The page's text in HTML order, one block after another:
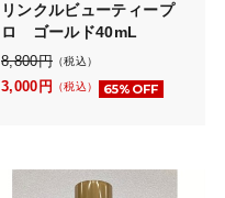
リンクルビューティープ
ロ ゴールド40mL
8,800円 （税込）
3,000 円 （税込） 65%OFF